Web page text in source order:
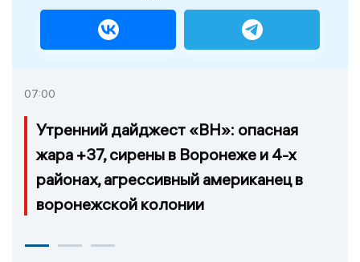
07:00
Утренний дайджест «ВН»: опасная
жара +37, сирены в Воронеже и 4-х
районах, агрессивный американец в
воронежской колонии